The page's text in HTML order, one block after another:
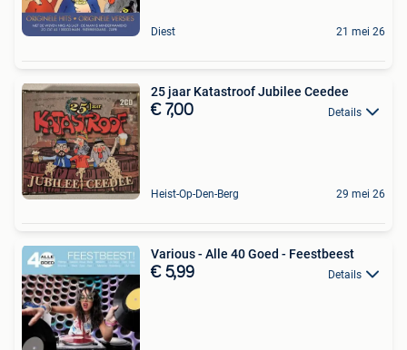
Diest 21 mei 26
25 jaar Katastroof Jubilee Ceedee
€ 7,00 Details
Heist-Op-Den-Berg 29 mei 26
Various - Alle 40 Goed - Feestbeest
€ 5,99 Details